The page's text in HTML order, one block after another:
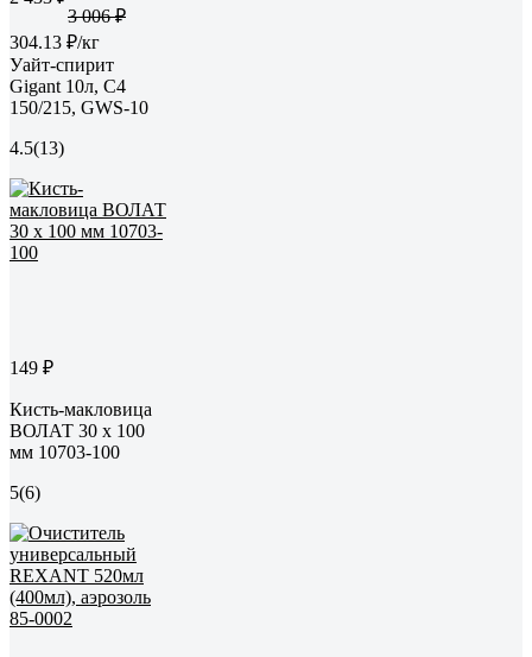
3 006 ₽
304.13 ₽/кг
Уайт-спирит
Gigant 10л, С4
150/215, GWS-10
4.5(13)
149 ₽
Кисть-макловица
ВОЛАТ 30 x 100
мм 10703-100
5(6)